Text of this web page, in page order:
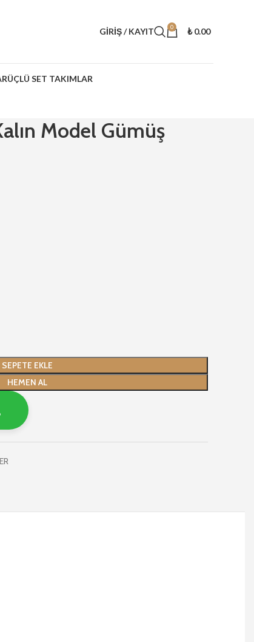
GIRIŞ / KAYIT 0 ₺0.00
ÜÇLÜ SET TAKIMLAR
Model Gümüş
SEPETE EKLE
HEMEN AL